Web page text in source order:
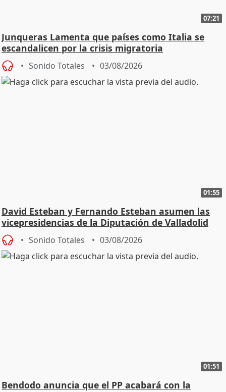
07:21
Junqueras Lamenta que países como Italia se
escandalicen por la crisis migratoria
Sonido Totales 03/08/2026
01:55
David Esteban y Fernando Esteban asumen las
vicepresidencias de la Diputación de Valladolid
Sonido Totales 03/08/2026
01:51
Bendodo anuncia que el PP acabará con la